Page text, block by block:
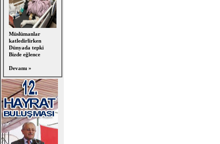
Müslümanlar
katledirlirken
Dünyada tepki
Bizde eğlence
Devamı »